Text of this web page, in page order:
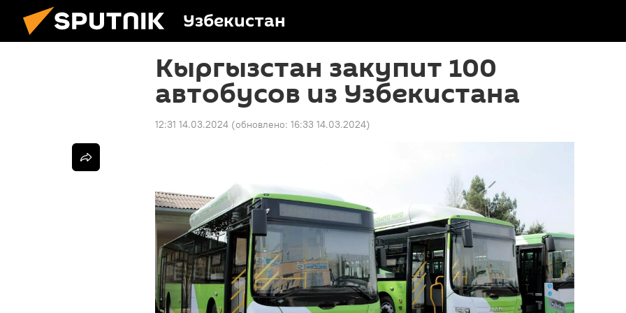
Узбекистан
Кыргызстан закупит 100
автобусов из Узбекистана
12:31 14.03.2024 (обновлено: 16:33 14.03.2024)